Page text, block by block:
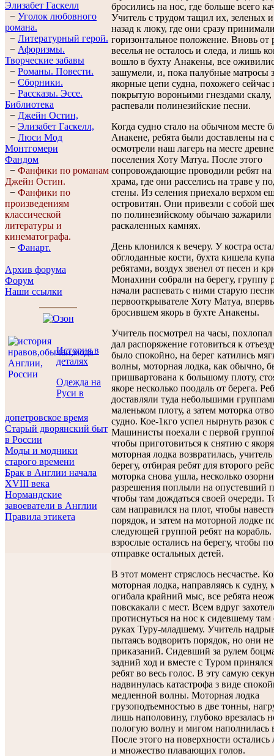
Элизабет Гaскелл
− Уголок любовного
романа.
− Литературный герой.
− Афоризмы.
Творческие забавы
− Романы. Повести.
− Сборники.
− Рассказы. Эссe.
Библиотека
− Джейн Остин,
− Элизабет Гaскелл,
− Люси Мод
Монтгомери
Фандом
− Фанфики по романам
Джейн Остин.
− Фанфики по
произведениям
классической
литературы и
кинематографа.
− Фанарт.
Архив форума
Форум
Наши ссылки
История в
деталях
Одежда на
Руси в
допетровское время
Старый дворянский быт
в России
Моды и модники
старого времени
Брак в Англии начала
XVIII века
Нормандские
завоеватели в Англии
Правила этикета
бросились на нос, где больше всего
Учитель с трудом тащил их, зеленых
назад к люку, где они сразу
горизонтальное положение. Вновь от
веселья не осталось и следа, и лишь
вошло в бухту Анакены, все
зашумели, и, пока палубные матросы
якорные цепи судна, похожего сейчас
покрытую вороньими гнездами скалу,
распевали полинезийские песни.
Когда судно стало на обычном месте
Анакене, ребята были доставлены на
осмотрели наш лагерь на месте
поселения Хоту Матуа. После этого
сопровождающие проводили ребят на
храма, где они расселись на траве у
стены. Из селения приехало верхом
островитян. Они привезли с собой
по полинезийскому обычаю зажарили
раскаленных камнях.
День клонился к вечеру. У костра
обглоданные кости, бухта кишела
ребятами, воздух звенел от песен и
Монахини собрали на берегу, группу
начали распевать с ними старую
первооткрывателе Хоту Матуа,
бросившем якорь в бухте Анакены.
Учитель посмотрел на часы,
дал распоряжение готовиться к
было спокойно, на берег катились
волны, моторная лодка, как обычно,
пришвартована к большому плоту,
якоре несколько поодаль от берега.
доставляли туда небольшими
маленьком плоту, а затем моторка
судно. Кое-1кго успел нырнуть разок
Машинисты поехали с первой
чтобы приготовиться к снятию с
моторная лодка возвратилась,
берегу, отбирая ребят для второго
моторка снова ушла, несколько
разрешения поплыли на опустевший
чтобы там дождаться своей очереди.
сам направился на плот, чтобы
порядок, и затем на моторной лодке
следующей группой ребят на
взрослые остались на берегу, чтобы
отправке остальных детей.
В этот момент стряслось несчастье.
моторная лодка, направляясь к судну,
огибала крайний мыс, все ребята
повскакали с мест. Всем вдруг
протиснуться на нос к сидевшему там
руках Туру-младшему. Учитель
пытаясь водворить порядок, но они
приказаний. Сидевший за рулем
задний ход и вместе с Туром принялся
ребят во весь голос. В эту самую
надвинулась катастрофа з виде
медленной волны. Моторная лодка
грузоподъемностью в две тонны,
лишь наполовину, глубоко врезалась
пологую волну и мигом наполнилась
После этого на поверхности
и множество плавающих голов.